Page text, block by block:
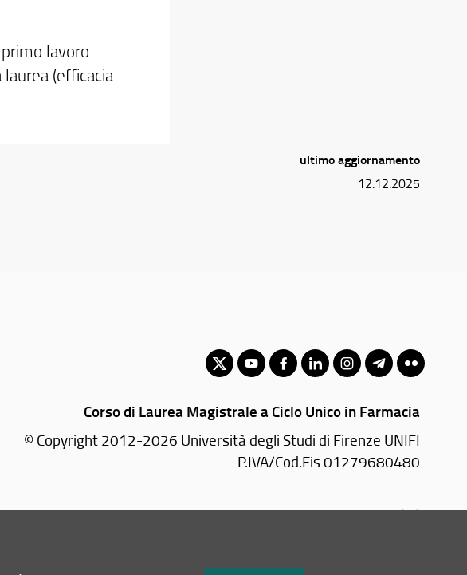
lavoro
(efficacia
ultimo aggiornamento
12.12.2025
Corso di Laurea Magistrale a Ciclo Unico in Farmacia
© Copyright 2012-2026 Università degli Studi di Firenze UNIFI
P.IVA/Cod.Fis 01279680480
Largo Brambilla, 3 - 50134 Firenze (FI)